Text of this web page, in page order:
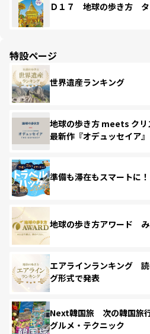
Ｄ１７ 地球の歩き方
特設ページ
世界遺産ランキング
地球の歩き方 meets クリ
最新作『オデュッセイア』
準備も滞在もスマートに
地球の歩き方アワード み
エアラインランキング
グ形式で発表
Next韓国旅 次の韓国旅
グルメ・テクニック